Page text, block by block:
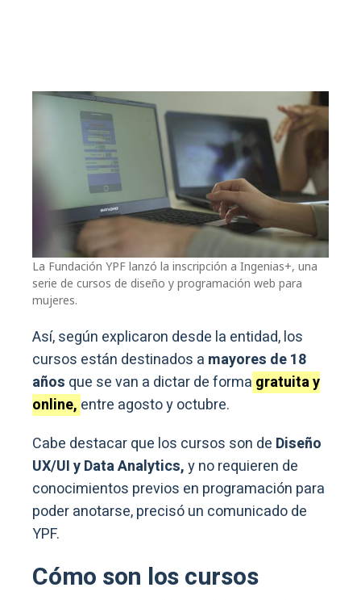
La Fundación YPF lanzó la inscripción a Ingenias+, una
serie de cursos de diseño y programación web para
mujeres.
Así, según explicaron desde la entidad, los
cursos están destinados a mayores de 18
años que se van a dictar de forma gratuita y
online, entre agosto y octubre.
Cabe destacar que los cursos son de Diseño
UX/UI y Data Analytics,y no requieren de
conocimientos previos en programación para
poder anotarse, precisó un comunicado de
YPF.
Cómo son los cursos